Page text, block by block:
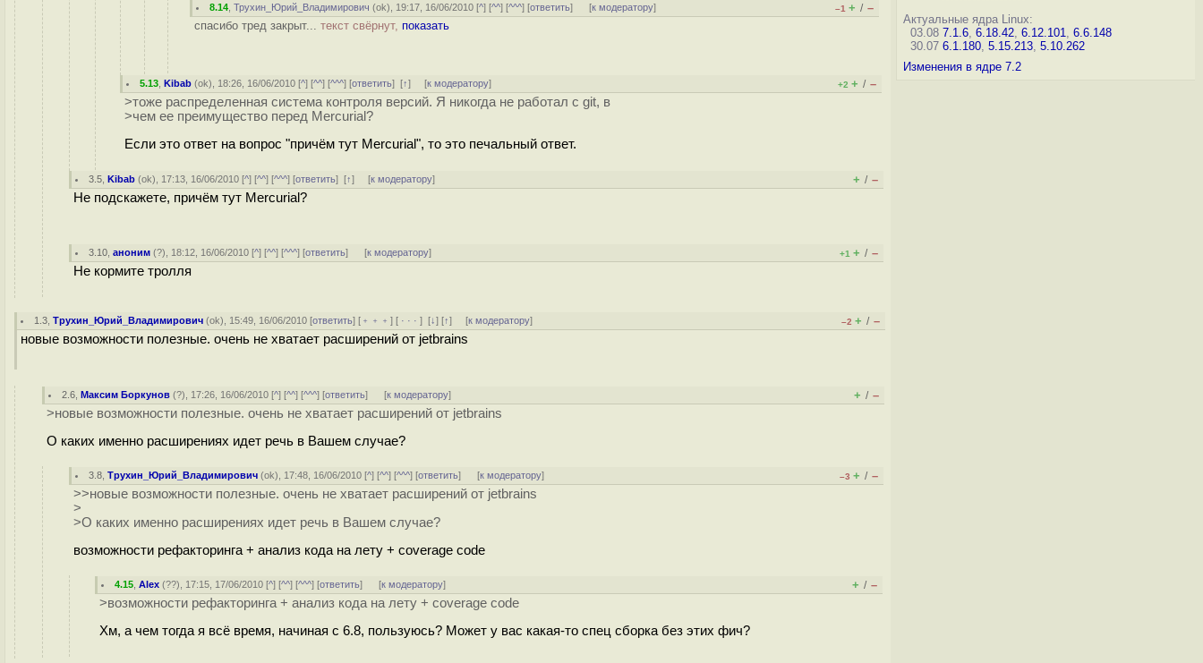
8.14 ,Трухин_Юрий_Владимирович (ok), 19:17, 16/06/2010 [^] [^^] [^^^] [ответить] [к модератору] –1 + / –
спасибо тред закрыт... текст свёрнут, показать
5.13 ,Kibab (ok), 18:26, 16/06/2010 [^] [^^] [^^^] [ответить][↑] [к модератору] +2 + / –
>тоже распределенная система контроля версий. Я никогда не работал с git, в
>чем ее преимущество перед Mercurial?
Если это ответ на вопрос "причём тут Mercurial", то это печальный ответ.
3.5 ,Kibab (ok), 17:13, 16/06/2010 [^] [^^] [^^^] [ответить][↑] [к модератору] + / –
Не подскажете, причём тут Mercurial?
3.10 ,аноним (?), 18:12, 16/06/2010 [^] [^^] [^^^] [ответить] [к модератору] +1 + / –
Не кормите тролля
1.3 ,Трухин_Юрий_Владимирович (ok), 15:49, 16/06/2010 [ответить] [ ﹢﹢﹢] [ · · ·][↓] [↑] [к модератору] –2 + / –
новые возможности полезные. очень не хватает расширений от jetbrains
2.6 ,Максим Боркунов (?), 17:26, 16/06/2010 [^] [^^] [^^^] [ответить] [к модератору] + / –
>новые возможности полезные. очень не хватает расширений от jetbrains
О каких именно расширениях идет речь в Вашем случае?
3.8 ,Трухин_Юрий_Владимирович (ok), 17:48, 16/06/2010 [^] [^^] [^^^] [ответить] [к модератору] –3 + / –
>>новые возможности полезные. очень не хватает расширений от jetbrains
>
>О каких именно расширениях идет речь в Вашем случае?
возможности рефакторинга + анализ кода на лету + coverage code
4.15 ,Alex (??), 17:15, 17/06/2010 [^] [^^] [^^^] [ответить] [к модератору] + / –
>возможности рефакторинга + анализ кода на лету + coverage code
Хм, а чем тогда я всё время, начиная с 6.8, пользуюсь? Может у вас какая-то спец сборка без этих фич?
Актуальные ядра Linux:
03.08 7.1.6, 6.18.42, 6.12.101, 6.6.148
30.07 6.1.180, 5.15.213, 5.10.262
Изменения в ядре 7.2